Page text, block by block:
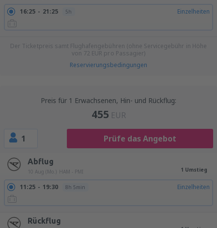
16:25 21:25 5h Einzelheiten
Der Ticketpreis samt Flughafengebühren (ohne Servicegebühr in Höhe
von 72 EUR pro Passagier)
Reservierungsbedingungen
Preis für 1 Erwachsenen, Hin- und Rückflug:
455 EUR
1 Prüfe das Angebot
Abflug
10 Aug (Mo.) HAM - PMI 1 Umstieg
11:25 19:30 8h 5min Einzelheiten
Rückflug